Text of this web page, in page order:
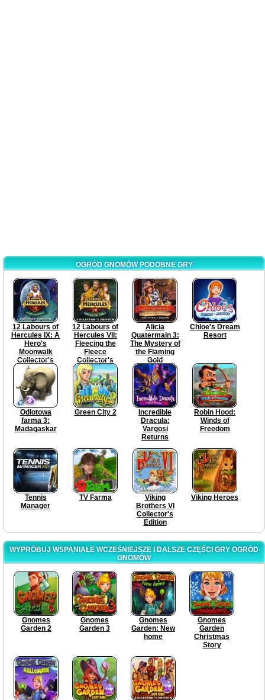
OGRÓD GNOMÓW PODOBNE GRY
12 Labours of
Hercules IX: A
Hero's
Moonwalk
Collector's
Edition
12 Labours of
Hercules VII:
Fleecing the
Fleece
Collector's
Edition
Alicia
Quatermain 3:
The Mystery of
the Flaming
Gold
Collector's
Edition
Chloe's Dream
Resort
Odlotowa
farma 3:
Madagaskar
Green City 2
Incredible
Dracula:
Vargosi
Returns
Robin Hood:
Winds of
Freedom
Tennis
Manager
TV Farma
Viking
Brothers VI
Collector's
Edition
Viking Heroes
WYPRÓBUJ WSPANIAŁE WCZEŚNIEJSZE I DALSZE CZĘŚCI GRY OGRÓD
GNOMÓW
Gnomes
Garden 2
Gnomes
Garden 3
Gnomes
Garden: New
home
Gnomes
Garden
Christmas
Story